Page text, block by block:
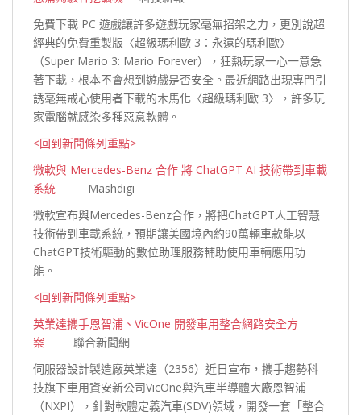
免費下載 PC 遊戲讓許多遊戲玩家毫無招架之力，更別說超
經典的免費重製版〈超級瑪利歐 3：永遠的瑪利歐〉
（Super Mario 3: Mario Forever），狂熱玩家一心一意急
著下載，根本不會想到遊戲是否安全。最近網路出現專門引
誘毫無戒心使用者下載的木馬化〈超級瑪利歐 3〉，許多玩
家電腦就感染多種惡意軟體。
<回到新聞條列重點>
微軟與 Mercedes-Benz 合作 將 ChatGPT AI 技術帶到車載
系統 Mashdigi
微軟宣布與Mercedes-Benz合作，將把ChatGPT人工智慧
技術帶到車載系統，預期讓美國境內約90萬輛車款能以
ChatGPT技術驅動的數位助理服務輔助使用車輛應用功
能。
<回到新聞條列重點>
英業達攜手恩智浦、VicOne 開發車用整合網路安全方
案 聯合新聞網
伺服器設計製造廠英業達（2356）近日宣布，攜手趨勢科
技旗下車用資安新公司VicOne與汽車半導體大廠恩智浦
（NXPI），針對軟體定義汽車(SDV)領域，開發一套「整合